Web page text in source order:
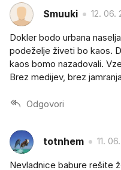
Smuuki 12. 06.
Dokler bodo urbana
podeželje živeti bo kaos.
kaos bomo nazadovali.
Brez medijev, brez jamranja
Odgovori
totnhem 11.
Nevladnice babure rešite